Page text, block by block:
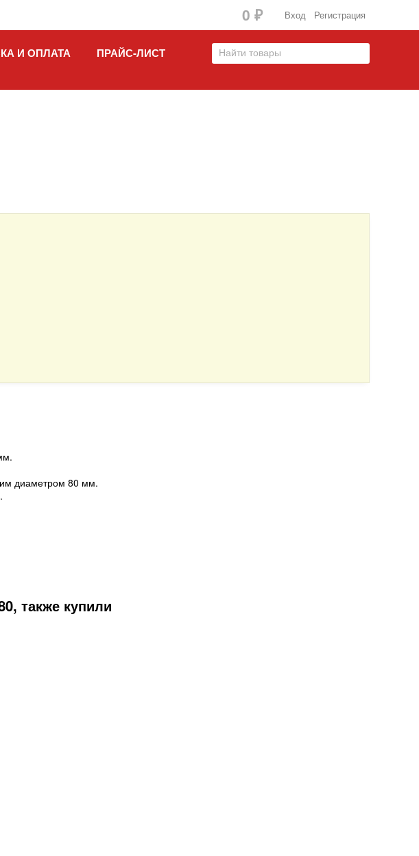
Вход Регистрация
0 ₽
И ОПЛАТА ПРАЙС-ЛИСТ
диаметром 80 мм.
также купили